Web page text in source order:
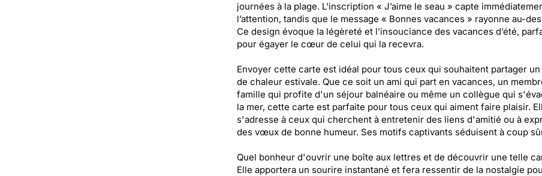
journées à la plage. L’inscription « J’aime le seau » capte
l’attention, tandis que le message « Bonnes vacances » rayonne au-
Ce design évoque la légèreté et l’insouciance des vacances d’été,
pour égayer le cœur de celui qui la recevra.
Envoyer cette carte est idéal pour tous ceux qui souhaitent partager un
de chaleur estivale. Que ce soit un ami qui part en vacances, un
famille qui profite d'un séjour balnéaire ou même un collègue qui
la mer, cette carte est parfaite pour tous ceux qui aiment faire plaisir.
s'adresse à ceux qui cherchent à entretenir des liens d'amitié ou à
des vœux de bonne humeur. Ses motifs captivants séduisent à coup
Quel bonheur d'ouvrir une boîte aux lettres et de découvrir une telle
Elle apportera un sourire instantané et fera ressentir de la nostalgie